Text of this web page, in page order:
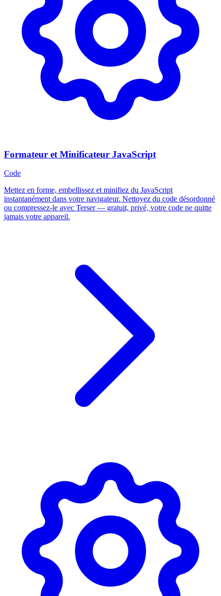
Formateur et Minificateur JavaScript
Code
Mettez en forme, embellissez et minifiez du JavaScript
instantanément dans votre navigateur. Nettoyez du code désordonné
ou compressez-le avec Terser — gratuit, privé, votre code ne quitte
jamais votre appareil.